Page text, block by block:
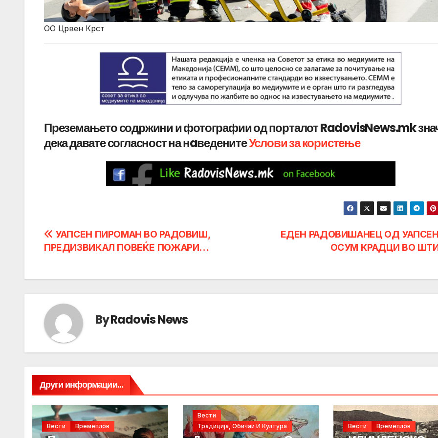
ОО Црвен Крст
Преземањето содржини и фотографии од порталот RadovisNews.mk
дека давате согласност на нaведенитеУслови за користење
Post
navigation
ЕДЕН РАДОВИШАНЕЦ ОД
ОСУМ КРАДЦИ ВО
УАПСЕН ПИРОМАН ВО РАДОВИШ,
ПРЕДИЗВИКАЛ ПОВЕЌЕ ПОЖАРИ…
ByRadovis News
Други информации...
Вести Времеплов
Вести
Традиција, Обичаи И Култура
Вести Времеплов